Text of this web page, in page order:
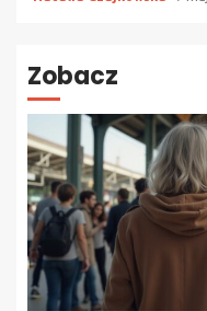
Zobacz